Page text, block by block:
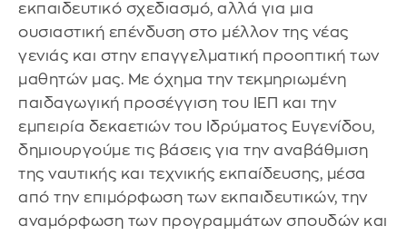
εκπαιδευτικό σχεδιασμό, αλλά για μια
ουσιαστική επένδυση στο μέλλον της νέας
γενιάς και στην επαγγελματική προοπτική των
μαθητών μας. Με όχημα την τεκμηριωμένη
παιδαγωγική προσέγγιση του ΙΕΠ και την
εμπειρία δεκαετιών του Ιδρύματος Ευγενίδου,
δημιουργούμε τις βάσεις για την αναβάθμιση
της ναυτικής και τεχνικής εκπαίδευσης, μέσα
από την επιμόρφωση των εκπαιδευτικών, την
αναμόρφωση των προγραμμάτων σπουδών και